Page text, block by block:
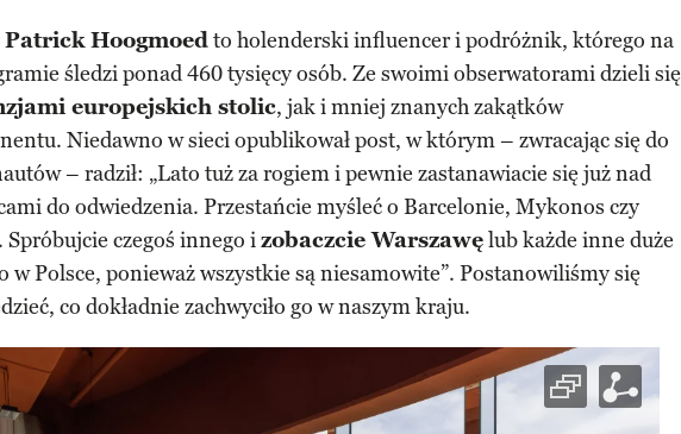
Hoogmoedto holenderski influencer i podróżnik, którego na
śledzi ponad 460 tysięcy osób. Ze swoimi obserwatorami dzieli się
europejskich stolic, jak i mniej znanych zakątków
Niedawno w sieci opublikował post, w którym – zwracając się do
– radził: „Lato tuż za rogiem i pewnie zastanawiacie się już nad
do odwiedzenia. Przestańcie myśleć o Barcelonie, Mykonos czy
Spróbujcie czegoś innego izobaczcie Warszawęlub każde inne duże
w Polsce, ponieważ wszystkie są niesamowite”. Postanowiliśmy się
co dokładnie zachwyciło go w naszym kraju.